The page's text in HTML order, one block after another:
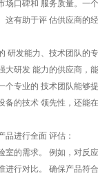
口碑和 服务质量。一
有助于评 估供应商的
发能力、技术团队的
研发 能力的供应商，
专业的 技术团队能够
的技术 领先性，还能
进行全面 评估：
的需求。 例如，对反
行对比。 确保产品符